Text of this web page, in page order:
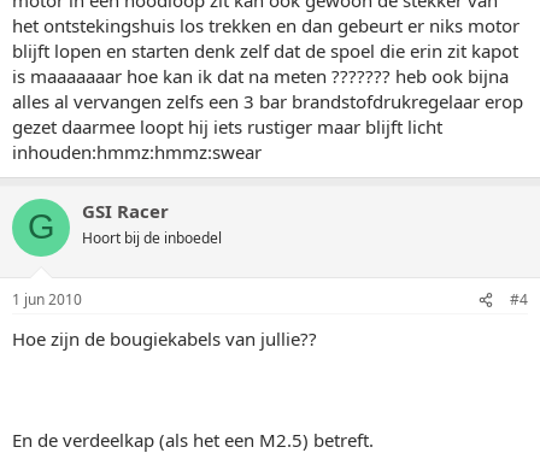
het ontstekingshuis los trekken en dan gebeurt er niks motor
blijft lopen en starten denk zelf dat de spoel die erin zit kapot
is maaaaaaar hoe kan ik dat na meten ??????? heb ook bijna
alles al vervangen zelfs een 3 bar brandstofdrukregelaar erop
gezet daarmee loopt hij iets rustiger maar blijft licht
inhouden:hmmz:hmmz:swear
G GSI Racer
Hoort bij de inboedel
1 jun 2010 #4
Hoe zijn de bougiekabels van jullie??
En de verdeelkap (als het een M2.5) betreft.